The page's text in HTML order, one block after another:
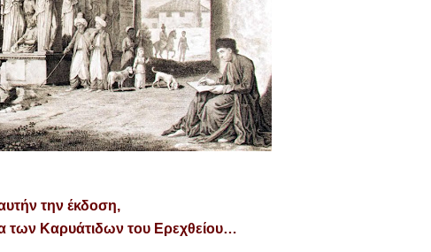
την έκδοση,
των Καρυάτιδων του Ερεχθείου…